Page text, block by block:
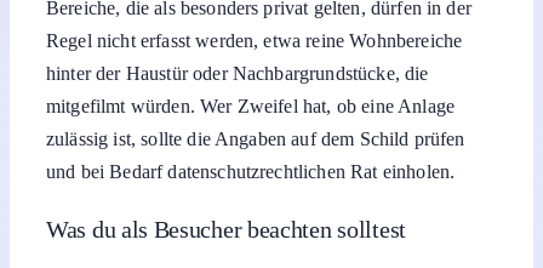
Regel nicht erfasst werden, etwa reine Wohnbereiche
hinter der Haustür oder Nachbargrundstücke, die
mitgefilmt würden. Wer Zweifel hat, ob eine Anlage
zulässig ist, sollte die Angaben auf dem Schild prüfen
und bei Bedarf datenschutzrechtlichen Rat einholen.